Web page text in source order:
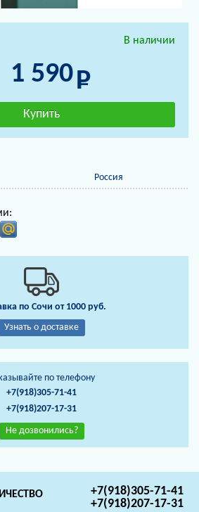
В наличии
1 590
Россия
по Сочи от 1000 руб.
Узнать о доставке
по телефону
+7(918)305-71-41
+7(918)207-17-31
Не дозвонились?
+7(918)305-71-41
+7(918)207-17-31